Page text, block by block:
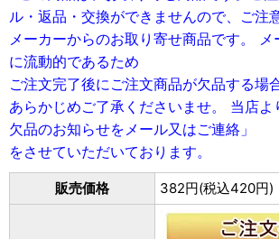
ル・返品・交換ができませんので、ご注
メーカーからのお取り寄せ商品です。 メ
に流動的であるため
ご注文完了後にご注文商品が欠品する場
あらかじめご了承くださいませ。 当店よ
欠品のお知らせをメール又はご連絡」
をさせていただいております。
販売価格 382円(税込420円)